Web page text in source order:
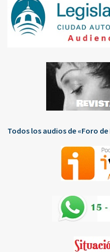
Todos los audios de «Foro de